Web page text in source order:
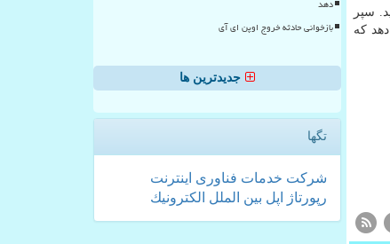
سپر
كه
دهد
بازخوانی حادثه خروج اوپن ای آی
جدیدترین ها
تگها
شركت خدمات فناوری اینترنت
رپورتاژ
اپل بین الملل الكترونیك